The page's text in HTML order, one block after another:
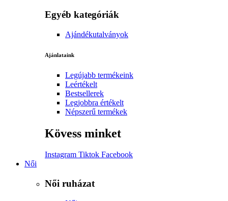
Egyéb kategóriák
Ajándékutalványok
Ajánlataink
Legújabb termékeink
Leértékelt
Bestsellerek
Legjobbra értékelt
Népszerű termékek
Kövess minket
Instagram Tiktok Facebook
Női
Női ruházat